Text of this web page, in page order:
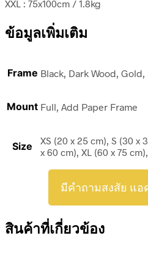
XXL : 75x100cm / 1.8kg
ข้อมูลเพิ่มเติม
Frame Black, Dark Wood,
Mount Full, Add Paper Frame
Size
XS (20 x 25 cm), S (30 x
x 60 cm), XL (60 x 75
มีคำถามสงสัย แอ
สินค้าที่เกี่ยวข้อง